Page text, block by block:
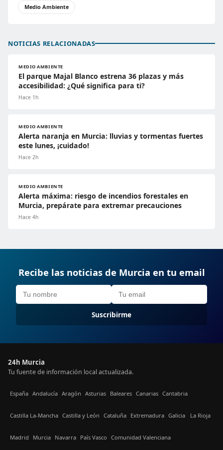
Medio Ambiente
NOTICIAS RELACIONADAS
MEDIO AMBIENTE
El parque Majal Blanco estrena 36 plazas y más
accesibilidad: ¿Qué significa para ti?
Hace 1h
MEDIO AMBIENTE
Alerta naranja en Murcia: lluvias y tormentas fuertes
este lunes, ¡cuidado!
Hace 2h
MEDIO AMBIENTE
Alerta máxima: riesgo de incendios forestales en
Murcia, prepárate para extremar precauciones
Hace 4h
Recibe las noticias de Murcia en tu email
Suscribirme
24h Murcia
Tu fuente de información local actualizada.
España Andalucía Aragón Asturias Baleares Canarias Cantabria
Castilla La-Mancha Castilla y León Cataluña Extremadura Galicia La Rioja
Madrid Murcia Navarra País Vasco Comunidad Valenciana